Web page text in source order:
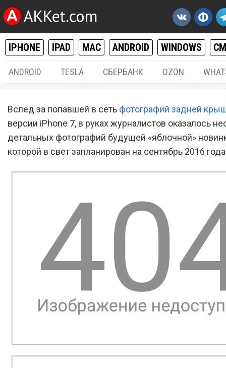
IPHONE IPAD MAC ANDROID WINDOWS
ANDROID TESLA СБЕРБАНК OZON
Опубликованы детальные
фотографии iPhone 7 и
Plus
Вслед за попавшей в сеть фотографий задней
версии iPhone 7, в руках журналистов оказалось
детальных фотографий будущей «яблочной»
которой в свет запланирован на сентябрь 2016